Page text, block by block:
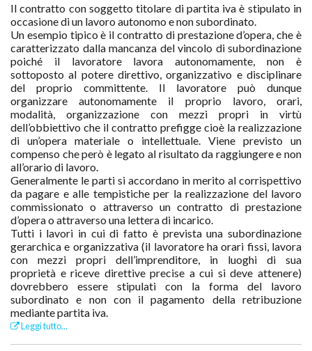
Il contratto con soggetto titolare di partita iva è stipulato in
occasione di un lavoro autonomo e non subordinato.
Un esempio tipico è il contratto di prestazione d’opera, che è
caratterizzato dalla mancanza del vincolo di subordinazione
poiché il lavoratore lavora autonomamente, non è
sottoposto al potere direttivo, organizzativo e disciplinare
del proprio committente. Il lavoratore può dunque
organizzare autonomamente il proprio lavoro, orari,
modalità, organizzazione con mezzi propri in virtù
dell’obbiettivo che il contratto prefigge cioè la realizzazione
di un’opera materiale o intellettuale. Viene previsto un
compenso che però è legato al risultato da raggiungere e non
all’orario di lavoro.
Generalmente le parti si accordano in merito al corrispettivo
da pagare e alle tempistiche per la realizzazione del lavoro
commissionato o attraverso un contratto di prestazione
d’opera o attraverso una lettera di incarico.
Tutti i lavori in cui di fatto è prevista una subordinazione
gerarchica e organizzativa (il lavoratore ha orari fissi, lavora
con mezzi propri dell’imprenditore, in luoghi di sua
proprietà e riceve direttive precise a cui si deve attenere)
dovrebbero essere stipulati con la forma del lavoro
subordinato e non con il pagamento della retribuzione
mediante partita iva.
Leggi tutto...